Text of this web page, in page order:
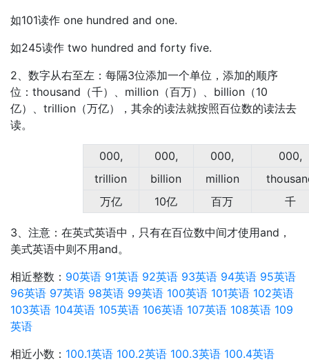
如101读作 one hundred and one.
如245读作 two hundred and forty five.
2、数字从右至左：每隔3位添加一个单位，添加的顺序
位：thousand（千）、million（百万）、billion（10
亿）、trillion（万亿），其余的读法就按照百位数的读法去
读。
000, 000, 000,
000,
trillion
billion million
万亿
10亿 百万 千
3、注意：在英式英语中，只有在百位数中间才使用and，
美式英语中则不用and。
相近整数： 90英语 91英语 92英语 93英语 94英语 95英语
96英语 97英语 98英语 99英语 100英语 101英语 102英语
103英语 104英语 105英语 106英语 107英语 108英语 109
英语
相近小数： 100.1英语 100.2英语 100.3英语 100.4英语